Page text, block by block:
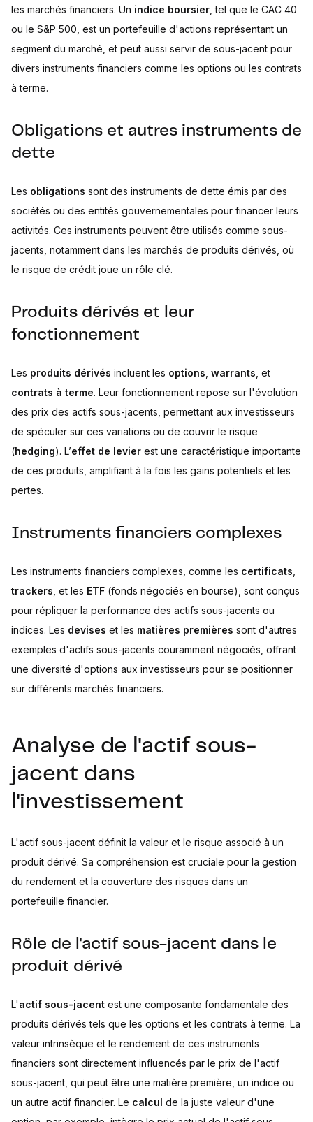
les marchés financiers. Un indice boursier , tel que le CAC 40
ou le S&P 500, est un portefeuille d'actions représentant un
segment du marché, et peut aussi servir de sous-jacent pour
divers instruments financiers comme les options ou les contrats
à terme.
Obligations et autres instruments de
dette
Les obligations sont des instruments de dette émis par des
sociétés ou des entités gouvernementales pour financer leurs
activités. Ces instruments peuvent être utilisés comme sous-
jacents, notamment dans les marchés de produits dérivés, où
le risque de crédit joue un rôle clé.
Produits dérivés et leur
fonctionnement
Les produits dérivés incluent les options warrants , et
contrats à terme. Leur fonctionnement repose sur l'évolution
des prix des actifs sous-jacents, permettant aux investisseurs
de spéculer sur ces variations ou de couvrir le risque
(hedging). L’effet de levier est une caractéristique importante
de ces produits, amplifiant à la fois les gains potentiels et les
pertes.
Instruments financiers complexes
Les instruments financiers complexes, comme les certificats
trackers , et les ETF (fonds négociés en bourse), sont conçus
pour répliquer la performance des actifs sous-jacents ou
indices. Les devises et les matières premières sont d'autres
exemples d'actifs sous-jacents couramment négociés, offrant
une diversité d'options aux investisseurs pour se positionner
sur différents marchés financiers.
Analyse de l'actif sous-
jacent dans
l'investissement
L'actif sous-jacent définit la valeur et le risque associé à un
produit dérivé. Sa compréhension est cruciale pour la gestion
du rendement et la couverture des risques dans un
portefeuille financier.
Rôle de l'actif sous-jacent dans le
produit dérivé
L'actif sous-jacent est une composante fondamentale des
produits dérivés tels que les options et les contrats à terme. La
valeur intrinsèque et le rendement de ces instruments
financiers sont directement influencés par le prix de l'actif
sous-jacent, qui peut être une matière première, un indice ou
un autre actif financier. Le calcul de la juste valeur d'une